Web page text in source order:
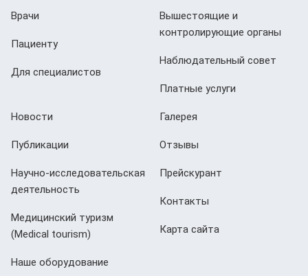
Врачи
Пациенту
Для специалистов
Вышестоящие и
контролирующие органы
Наблюдательный совет
Платные услуги
Новости
Публикации
Научно-исследовательская
деятельность
Медицинский туризм
(Мedical tourism)
Наше оборудование
Галерея
Отзывы
Прейскурант
Контакты
Карта сайта